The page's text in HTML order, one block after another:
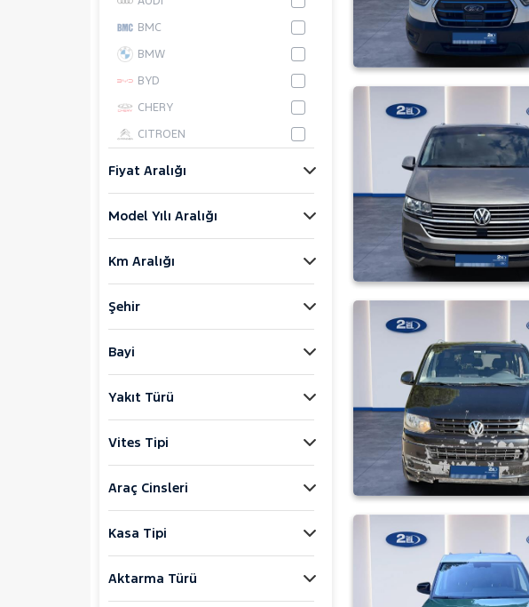
BMC
BMW
BYD
CHERY
CITROEN
DAIHATSU
FIAT
FORD
ISUZU
Iveco
KIA
LANCIA
MAN
MERCEDES-BENZ
MINI
Fiyat Aralığı
Model Yılı Aralığı
Km Aralığı
Şehir
Bayi
Yakıt Türü
Vites Tipi
Araç Cinsleri
Kasa Tipi
Aktarma Türü